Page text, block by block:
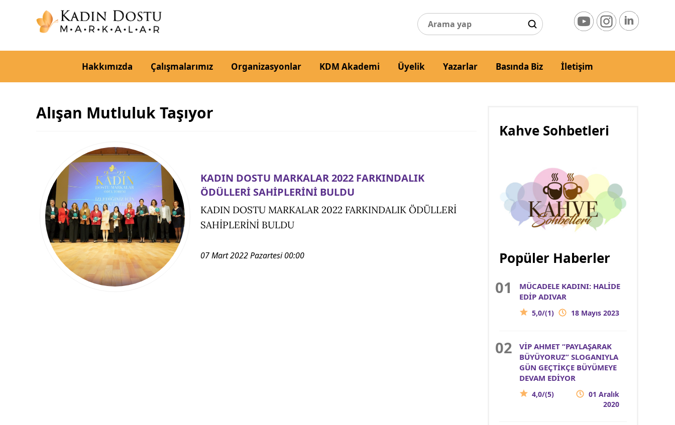
Hakkımızda Çalışmalarımız Organizasyonlar KDM Akademi Üyelik Yazarlar Basında Biz İletişim
Alışan Mutluluk Taşıyor
KADIN DOSTU MARKALAR 2022 FARKINDALIK
ÖDÜLLERİ SAHİPLERİNİ BULDU
KADIN DOSTU MARKALAR 2022 FARKINDALIK ÖDÜLLERİ
SAHİPLERİNİ BULDU
07 Mart 2022 Pazartesi 00:00
Kahve Sohbetleri
Popüler Haberler
MÜCADELE KADINI: HALİDE
EDİP ADIVAR
5,0/(1) 18 Mayıs 2023
VİP AHMET “PAYLAŞARAK
BÜYÜYORUZ” SLOGANIYLA
GÜN GEÇTİKÇE BÜYÜMEYE
DEVAM EDİYOR
4,0/(5)
01 Aralık
2020